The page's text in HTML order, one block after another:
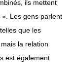
ils mettent
». Les gens parlent
que les
la relation
est également